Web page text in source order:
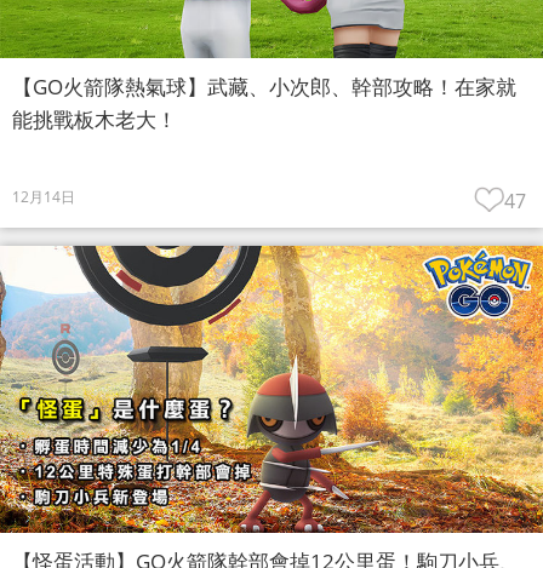
【GO火箭隊熱氣球】武藏、小次郎、幹部攻略！在家就
能挑戰板木老大！
12月14日 47
【怪蛋活動】GO火箭隊幹部會掉12公里蛋！駒刀小兵、